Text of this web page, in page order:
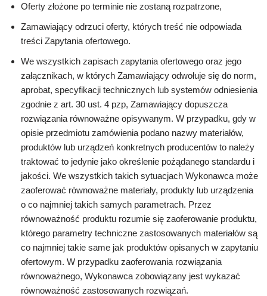
Oferty złożone po terminie nie zostaną rozpatrzone,
Zamawiający odrzuci oferty, których treść nie odpowiada
treści Zapytania ofertowego.
We wszystkich zapisach zapytania ofertowego oraz jego
załącznikach, w których Zamawiający odwołuje się do norm,
aprobat, specyfikacji technicznych lub systemów odniesienia
zgodnie z art. 30 ust. 4 pzp, Zamawiający dopuszcza
rozwiązania równoważne opisywanym. W przypadku, gdy w
opisie przedmiotu zamówienia podano nazwy materiałów,
produktów lub urządzeń konkretnych producentów to należy
traktować to jedynie jako określenie pożądanego standardu i
jakości. We wszystkich takich sytuacjach Wykonawca może
zaoferować równoważne materiały, produkty lub urządzenia
o co najmniej takich samych parametrach. Przez
równoważność produktu rozumie się zaoferowanie produktu,
którego parametry techniczne zastosowanych materiałów są
co najmniej takie same jak produktów opisanych w zapytaniu
ofertowym. W przypadku zaoferowania rozwiązania
równoważnego, Wykonawca zobowiązany jest wykazać
równoważność zastosowanych rozwiązań.